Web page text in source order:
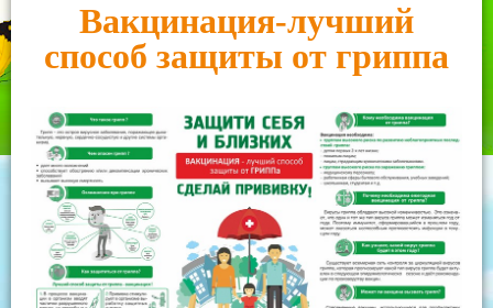
Вакцинация-лучший
способ защиты от гриппа